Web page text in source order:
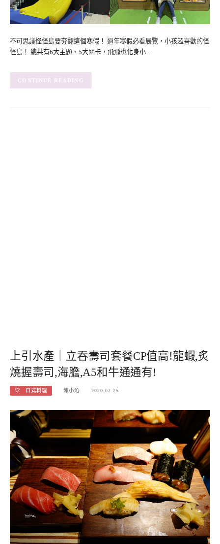
不可思議怪怪島要夯翻這個寒假！ 過年寒假必看展覽，小孩超喜歡的怪
怪島！ 總共有6大主題、5大關卡，飛飛也化身小…
CONTINUE READING
上引水產｜立吞壽司套餐CP值高!龍蝦,炙
燒握壽司,海膽,A5和牛通通有!
♡ 日式料理 陳小沁 2020-02-25